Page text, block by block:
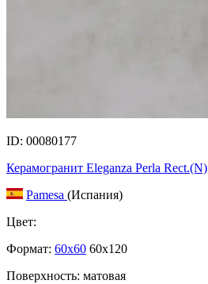
ID: 00080177
Керамогранит Eleganza Perla Rect.(N)
Pamesa (Испания)
Цвет:
Формат: 60x60 60x120
Поверхность: матовая